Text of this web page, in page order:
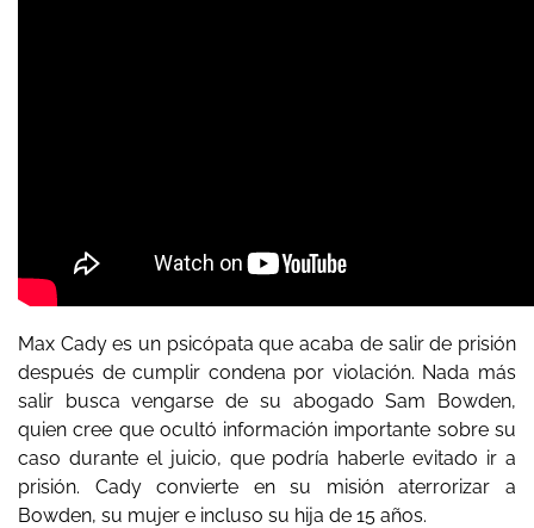
Max Cady es un psicópata que acaba de salir de prisión
después de cumplir condena por violación. Nada más
salir busca vengarse de su abogado Sam Bowden,
quien cree que ocultó información importante sobre su
caso durante el juicio, que podría haberle evitado ir a
prisión. Cady convierte en su misión aterrorizar a
Bowden, su mujer e incluso su hija de 15 años.